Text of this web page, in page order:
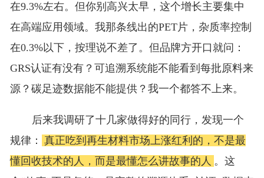
在9.3%左右。但你别高兴太早，这个增长主要集中
在高端应用领域。我那条线出的PET片，杂质率控制
在0.3%以下，按理说不差了。但品牌方开口就问：
GRS认证有没有？可追溯系统能不能看到每批原料来
源？碳足迹数据能不能提供？我一个都答不上来。
后来我调研了十几家做得好的同行，发现一个
规律： 真正吃到再生材料市场上涨红利的，不是最
懂回收技术的人，而是最懂怎么讲故事的人 。这